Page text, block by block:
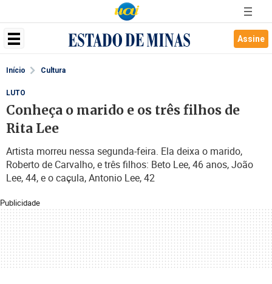
Assine
Início Cultura
Publicidade
LUTO
Conheça o marido e os três filhos de
Rita Lee
Artista morreu nessa segunda-feira. Ela deixa o marido,
Roberto de Carvalho, e três filhos: Beto Lee, 46 anos, João
Lee, 44, e o caçula, Antonio Lee, 42